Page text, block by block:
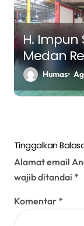
H. Impun
Medan
Futsal
Antar
Humas
Tinggalkan
Alamat email
wajib ditandai *
Komentar *